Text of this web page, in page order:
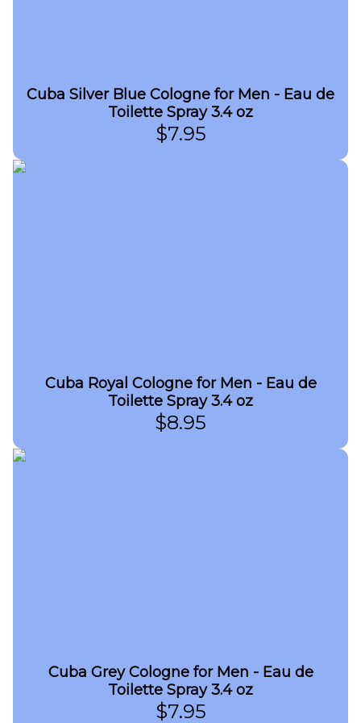
Cuba Silver Blue Cologne for Men - Eau de
Toilette Spray 3.4 oz
$7.95
Cuba Royal Cologne for Men - Eau de
Toilette Spray 3.4 oz
$8.95
Cuba Grey Cologne for Men - Eau de
Toilette Spray 3.4 oz
$7.95